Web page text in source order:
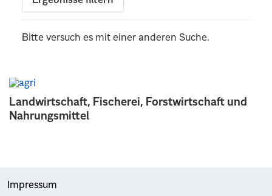
Landwirtschaft, Fischerei, Forstwirtschaft und
Nahrungsmittel
Bitte versuch es mit einer anderen Suche.
Impressum